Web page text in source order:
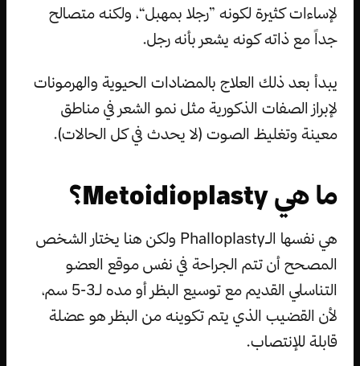
لإساءات كثيرة لكونه ”رجلا بمهبل“، ولكنه متصالح
جداً مع ذاته كونه يشعر بأنه رجل.
يبدأ بعد ذلك العلاج بالمضادات الحيوية والهرمونات
لإبراز الصفات الذكورية مثل نمو الشعر في مناطق
معينة وتغليظ الصوت (لا يحدث في كل الحالات).
ما هي Metoidioplasty؟
هي نفسها الـPhalloplasty ولكن هنا يختار الشخص
المصحح أن تتم الجراحة في نفس موقع العضو
التناسلي القديم مع توسيع البظر أو مده لـ3-5 سم،
لأن القضيب الذي يتم تكوينه من البظر هو عضلة
قابلة للإنتصاب.